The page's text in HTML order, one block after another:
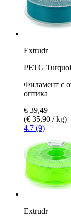
Extrudr
PETG
Филамент с
оптика
€ 39,49
(€ 35,90 / kg)
4.7 (9)
Extrudr